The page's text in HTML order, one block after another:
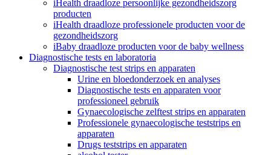
iHealth draadloze persoonlijke gezondheidszorg
producten
iHealth draadloze professionele producten voor de
gezondheidszorg
iBaby draadloze producten voor de baby wellness
Diagnostische tests en laboratoria
Diagnostische test strips en apparaten
Urine en bloedonderzoek en analyses
Diagnostische tests en apparaten voor
professioneel gebruik
Gynaecologische zelftest strips en apparaten
Professionele gynaecologische teststrips en
apparaten
Drugs teststrips en apparaten